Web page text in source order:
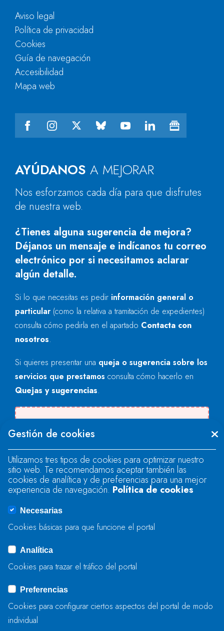
AYÚDANOS A MEJORAR
Nos esforzamos cada día para que disfrutes
de nuestra web.
¿Tienes alguna sugerencia de mejora?
Déjanos un mensaje e indícanos tu correo
electrónico por si necesitamos aclarar
algún detalle.
Si lo que necesitas es pedir información general o
particular (como la relativa a tramitación de expedientes)
consulta cómo pedirla en el apartado Contacta con
nosotros.
Si quieres presentar una queja o sugerencia sobre los
servicios que prestamos consulta cómo hacerlo en
Quejas y sugerencias.
"text".
Se produjo un error al cargar el campo
"text".
Se produjo un error al cargar el campo
ENVIAR
Aviso legal
Política de privacidad
Cookies
Guía de navegación
Accesibilidad
Mapa web
Gestión de cookies
Utilizamos tres tipos de cookies para optimizar nuestro
sitio web. Te recomendamos aceptar también las
cookies de analítica y de preferencias para una mejor
experiencia de navegación. Política de cookies
Necesarias
Cookies básicas para que funcione el portal
Analítica
Cookies para trazar el tráfico del portal
Preferencias
Cookies para configurar ciertos aspectos del portal de modo
individual